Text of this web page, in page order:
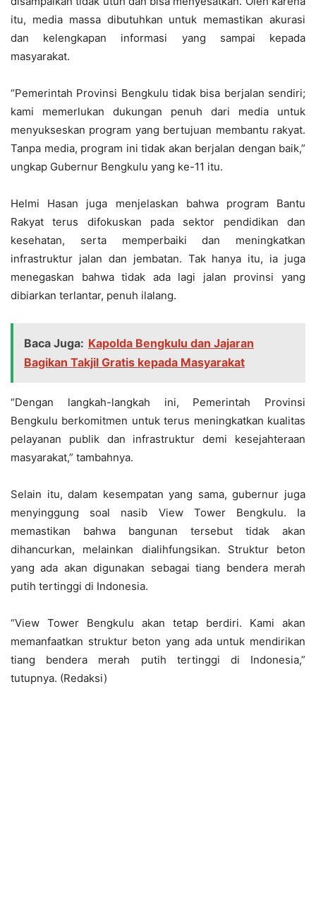
itu, media massa dibutuhkan untuk memastikan akurasi
dan kelengkapan informasi yang sampai kepada
masyarakat.
“Pemerintah Provinsi Bengkulu tidak bisa berjalan sendiri;
kami memerlukan dukungan penuh dari media untuk
menyukseskan program yang bertujuan membantu rakyat.
Tanpa media, program ini tidak akan berjalan dengan baik,”
ungkap Gubernur Bengkulu yang ke-11 itu.
Helmi Hasan juga menjelaskan bahwa program Bantu
Rakyat terus difokuskan pada sektor pendidikan dan
kesehatan, serta memperbaiki dan meningkatkan
infrastruktur jalan dan jembatan. Tak hanya itu, ia juga
menegaskan bahwa tidak ada lagi jalan provinsi yang
dibiarkan terlantar, penuh ilalang.
Baca Juga: Kapolda Bengkulu dan Jajaran
Bagikan Takjil Gratis kepada Masyarakat
“Dengan langkah-langkah ini, Pemerintah Provinsi
Bengkulu berkomitmen untuk terus meningkatkan kualitas
pelayanan publik dan infrastruktur demi kesejahteraan
masyarakat,” tambahnya.
Selain itu, dalam kesempatan yang sama, gubernur juga
menyinggung soal nasib View Tower Bengkulu. Ia
memastikan bahwa bangunan tersebut tidak akan
dihancurkan, melainkan dialihfungsikan. Struktur beton
yang ada akan digunakan sebagai tiang bendera merah
putih tertinggi di Indonesia.
“View Tower Bengkulu akan tetap berdiri. Kami akan
memanfaatkan struktur beton yang ada untuk mendirikan
tiang bendera merah putih tertinggi di Indonesia,”
tutupnya. (Redaksi)